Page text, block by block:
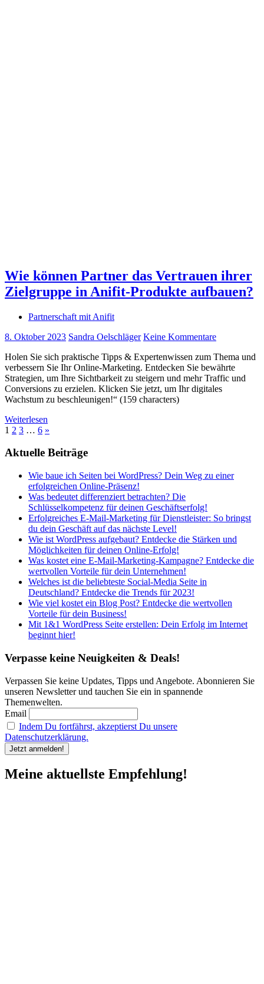
Wie können Partner das Vertrauen ihrer
Zielgruppe in Anifit-Produkte aufbauen?
Partnerschaft mit Anifit
8. Oktober 2023 Sandra Oelschläger Keine Kommentare
Holen Sie sich praktische Tipps & Expertenwissen zum Thema und
verbessern Sie Ihr Online-Marketing. Entdecken Sie bewährte
Strategien, um Ihre Sichtbarkeit zu steigern und mehr Traffic und
Conversions zu erzielen. Klicken Sie jetzt, um Ihr digitales
Wachstum zu beschleunigen!“ (159 characters)
Weiterlesen
Seitennummerierung
der
1 2 3 … 6 Nächste
»
Aktuelle Beiträge
Wie baue ich Seiten bei WordPress? Dein Weg zu einer
erfolgreichen Online-Präsenz!
Was bedeutet differenziert betrachten? Die
Schlüsselkompetenz für deinen Geschäftserfolg!
Erfolgreiches E-Mail-Marketing für Dienstleister: So bringst
du dein Geschäft auf das nächste Level!
Wie ist WordPress aufgebaut? Entdecke die Stärken und
Möglichkeiten für deinen Online-Erfolg!
Was kostet eine E-Mail-Marketing-Kampagne? Entdecke die
wertvollen Vorteile für dein Unternehmen!
Welches ist die beliebteste Social-Media Seite in
Deutschland? Entdecke die Trends für 2023!
Wie viel kostet ein Blog Post? Entdecke die wertvollen
Vorteile für dein Business!
Mit 1&1 WordPress Seite erstellen: Dein Erfolg im Internet
beginnt hier!
Verpasse keine Neuigkeiten & Deals!
Verpassen Sie keine Updates, Tipps und Angebote. Abonnieren Sie
unseren Newsletter und tauchen Sie ein in spannende
Themenwelten.
Email
Indem Du fortfährst, akzeptierst Du unsere
Datenschutzerklärung.
Meine aktuellste Empfehlung!